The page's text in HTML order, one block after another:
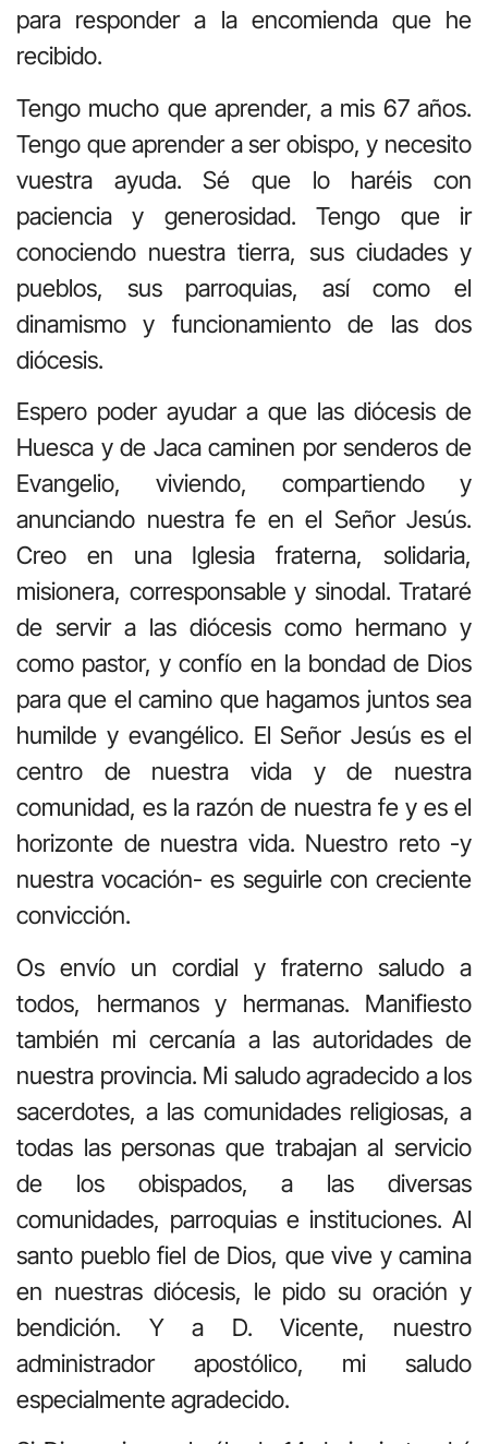
para responder a la encomienda que he
recibido.
Tengo mucho que aprender, a mis 67 años.
Tengo que aprender a ser obispo, y necesito
vuestra ayuda. Sé que lo haréis con
paciencia y generosidad. Tengo que ir
conociendo nuestra tierra, sus ciudades y
pueblos, sus parroquias, así como el
dinamismo y funcionamiento de las dos
diócesis.
Espero poder ayudar a que las diócesis de
Huesca y de Jaca caminen por senderos de
Evangelio, viviendo, compartiendo y
anunciando nuestra fe en el Señor Jesús.
Creo en una Iglesia fraterna, solidaria,
misionera, corresponsable y sinodal. Trataré
de servir a las diócesis como hermano y
como pastor, y confío en la bondad de Dios
para que el camino que hagamos juntos sea
humilde y evangélico. El Señor Jesús es el
centro de nuestra vida y de nuestra
comunidad, es la razón de nuestra fe y es el
horizonte de nuestra vida. Nuestro reto -y
nuestra vocación- es seguirle con creciente
convicción.
Os envío un cordial y fraterno saludo a
todos, hermanos y hermanas. Manifiesto
también mi cercanía a las autoridades de
nuestra provincia. Mi saludo agradecido a los
sacerdotes, a las comunidades religiosas, a
todas las personas que trabajan al servicio
de los obispados, a las diversas
comunidades, parroquias e instituciones. Al
santo pueblo fiel de Dios, que vive y camina
en nuestras diócesis, le pido su oración y
bendición. Y a D. Vicente, nuestro
administrador apostólico, mi saludo
especialmente agradecido.